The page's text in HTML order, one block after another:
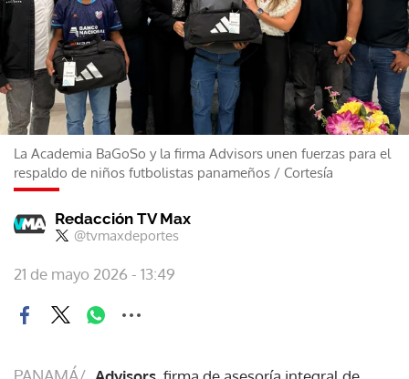
La Academia BaGoSo y la firma Advisors unen fuerzas para el
respaldo de niños futbolistas panameños / Cortesía
Redacción TV Max
@tvmaxdeportes
21 de mayo 2026 - 13:49